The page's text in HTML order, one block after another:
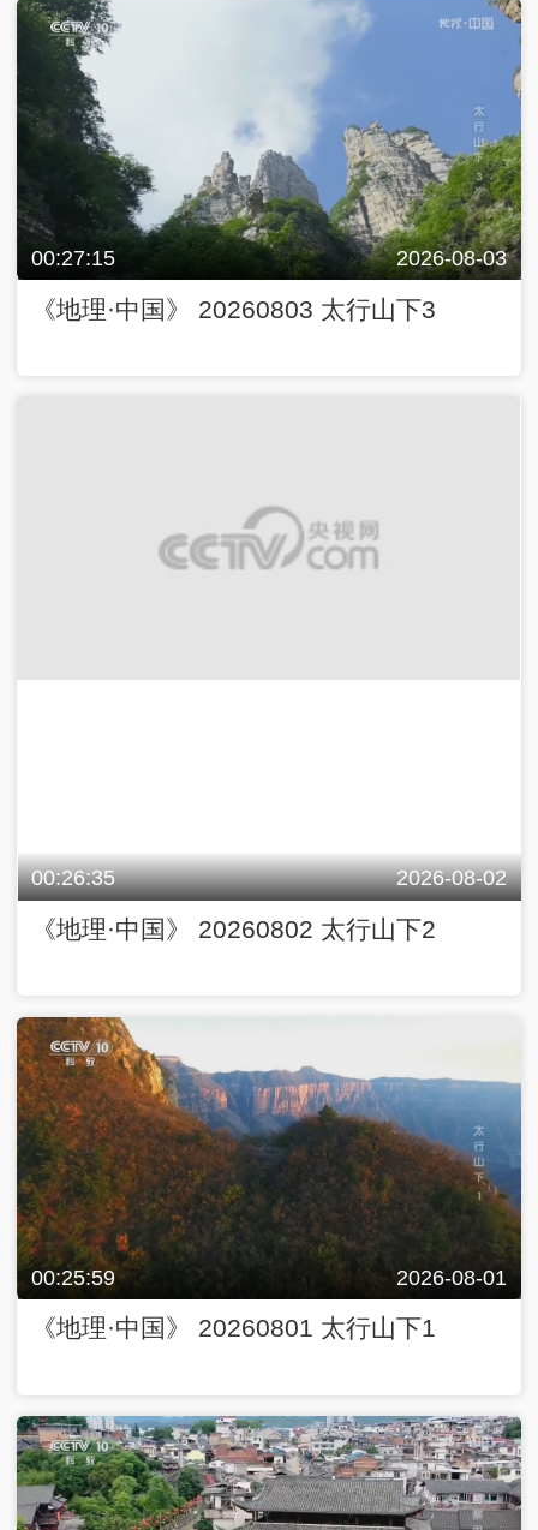
00:27:15 2026-08-03
《地理·中国》 20260803 太行山下3
00:26:35 2026-08-02
《地理·中国》 20260802 太行山下2
00:25:59 2026-08-01
《地理·中国》 20260801 太行山下1